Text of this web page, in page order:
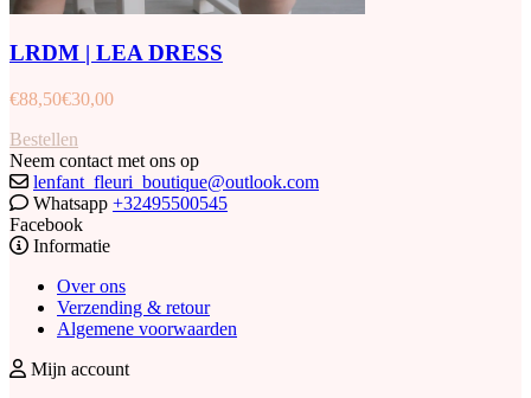
LRDM | LEA DRESS
€88,50€30,00
Bestellen
Neem contact met ons op
lenfant_fleuri_boutique@outlook.com
Whatsapp +32495500545
Facebook
Informatie
Over ons
Verzending & retour
Algemene voorwaarden
Mijn account